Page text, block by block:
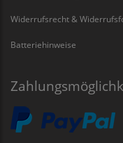
Widerrufsrecht &
Batteriehinweise